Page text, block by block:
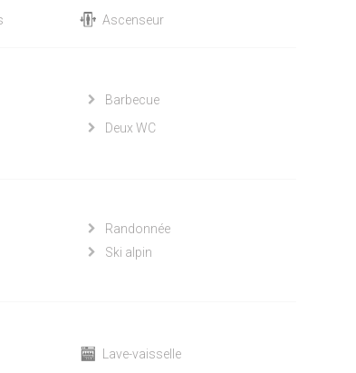
Ascenseur
Barbecue
Deux WC
Randonnée
Ski alpin
Lave-vaisselle